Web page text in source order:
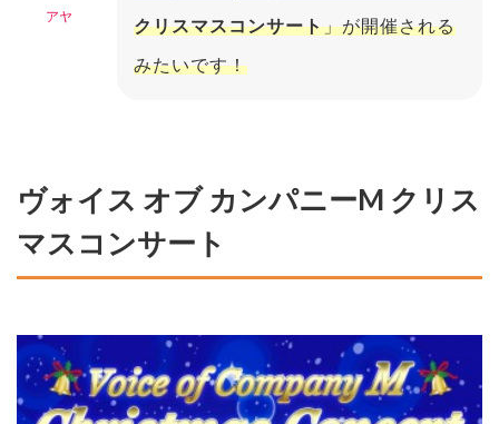
アヤ
クリスマスコンサート」が開催される
みたいです！
ヴォイス オブ カンパニーM クリス
マスコンサート